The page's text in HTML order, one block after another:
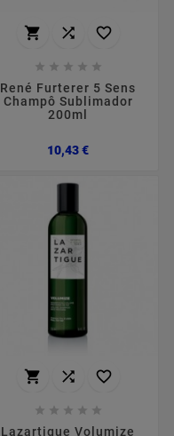
  
    
René Furterer 5 Sens
Champô Sublimador
200ml
10,43 €Preço
  
    
Lazartigue Volumize